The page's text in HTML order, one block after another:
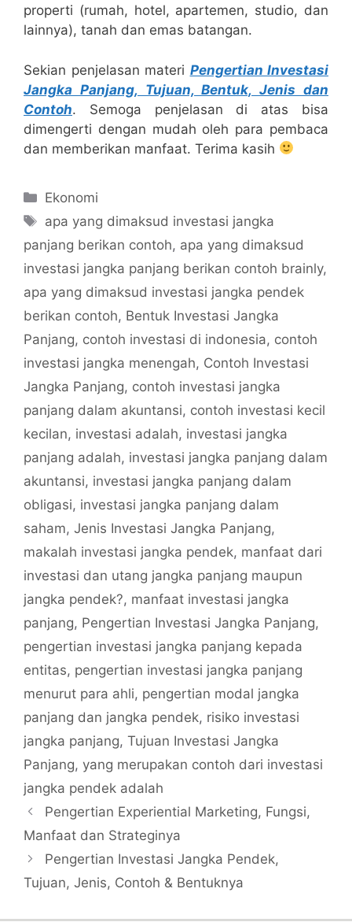
properti (rumah, hotel, apartemen, studio, dan
lainnya), tanah dan emas batangan.
Sekian penjelasan materi Pengertian Investasi
Jangka Panjang, Tujuan, Bentuk, Jenis dan
Contoh. Semoga penjelasan di atas bisa
dimengerti dengan mudah oleh para pembaca
dan memberikan manfaat. Terima kasih
Categories
Ekonomi
Tags
apa yang dimaksud investasi jangka
panjang berikan contoh, apa yang dimaksud
investasi jangka panjang berikan contoh brainly,
apa yang dimaksud investasi jangka pendek
berikan contoh, Bentuk Investasi Jangka
Panjang, contoh investasi di indonesia, contoh
investasi jangka menengah, Contoh Investasi
Jangka Panjang, contoh investasi jangka
panjang dalam akuntansi, contoh investasi kecil
kecilan, investasi adalah, investasi jangka
panjang adalah, investasi jangka panjang dalam
akuntansi, investasi jangka panjang dalam
obligasi, investasi jangka panjang dalam
saham, Jenis Investasi Jangka Panjang,
makalah investasi jangka pendek, manfaat dari
investasi dan utang jangka panjang maupun
jangka pendek?, manfaat investasi jangka
panjang, Pengertian Investasi Jangka Panjang,
pengertian investasi jangka panjang kepada
entitas, pengertian investasi jangka panjang
menurut para ahli, pengertian modal jangka
panjang dan jangka pendek, risiko investasi
jangka panjang, Tujuan Investasi Jangka
Panjang, yang merupakan contoh dari investasi
jangka pendek adalah
Pengertian Experiential Marketing, Fungsi,
Manfaat dan Strateginya
Pengertian Investasi Jangka Pendek,
Tujuan, Jenis, Contoh & Bentuknya